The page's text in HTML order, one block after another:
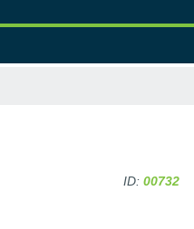
ID: 00732